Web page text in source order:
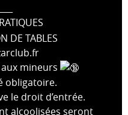
DE TABLES
mineurs
obligatoire.
le droit d’entrée.
alcoolisées seront